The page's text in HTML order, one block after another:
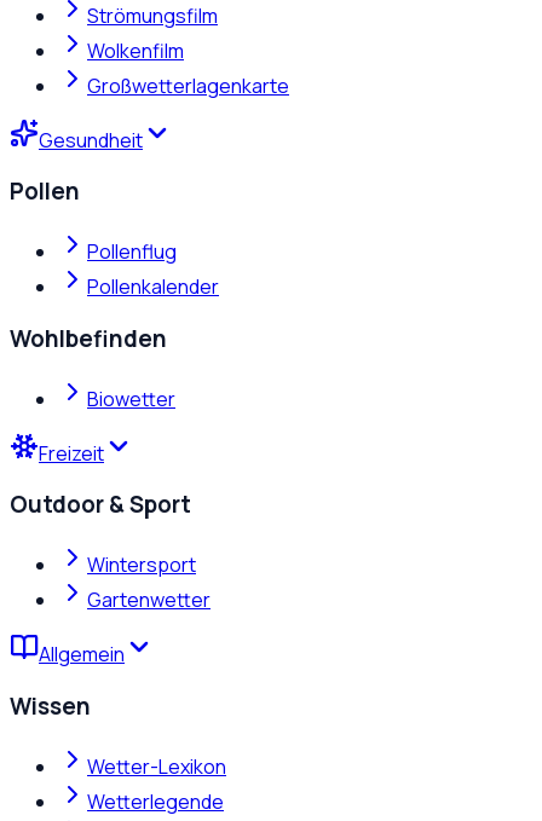
Strömungsfilm
Wolkenfilm
Großwetterlagenkarte
Gesundheit
Pollen
Pollenflug
Pollenkalender
Wohlbefinden
Biowetter
Freizeit
Outdoor & Sport
Wintersport
Gartenwetter
Allgemein
Wissen
Wetter-Lexikon
Wetterlegende